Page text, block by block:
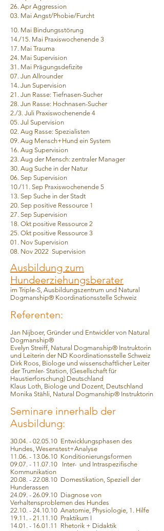
26. Apr Aggression
03. Mai Angst/Phobie/Furcht
10. Mai Bindungsstörung
14./15. Mai Praxiswochenende 3
17. Mai Trauma
24. Mai Supervision
31. Mai Prägungsdefizite
07. Jun Allrounder
14. Jun Supervision
21. Jun Rasse: Tiefnasen-Sucher
28. Jun Rasse: Hochnasen-Sucher
2./3. Juli Praxiswochenende 4
05. Jul Supervision
02. Aug Rasse: Spezialisten
09. Aug Mensch+Hund ein System
16. Aug Supervision
23. Aug der Mensch: zentraler Manager
30. Aug Suche in der Natur
06. Sep Supervision
10./11. Sep Praxiswochenende 5
13. Sep Suche in der Stadt
20. Sep positive Ressource 1
27. Sep Supervision
18. Okt positive Ressource 2
25. Okt positive Ressource 3
01. Nov Supervision
08. Nov 2022 Supervision
Ausbildung zum
Hundeerziehungsberater
im Triple-S, Ausbildungszentrum und Natural
Dogmanship® Koordinationsstelle Schweiz
Referenten:
Jan Nijboer, Gründer und Entwickler von Natural
Dogmanship®
Evelyn Streiff, Natural Dogmanship® Instruktorin
und Leiterin der ND Koordinationsstelle Schweiz
Dirk Roos, Biologe und wissenschaftlicher Leiter
der Trumler- Station, (Gesellschaft für
Haustierforschung) Deutschland
Klaus Loth, Biologe und Dozent, Deutschland
Monika Stähli, Natural Dogmanship® Instruktorin
Seminare innerhalb der
Ausbildung:
30.04. - 02.05.10 Entwicklungsphasen des
Hundes, Wesenstest+Analyse
11.06. - 13.06.10 Konditionierungsformen
09.07. - 11.07.10 Inter- und Intraspezifische
Kommunikation
20.08. - 22.08.10 Domestikation, Speziell der
Hunderassen
24.09. - 26.09.10 Diagnose von
Verhaltensproblemen des Hundes
22.10. - 24.10.10 Anatomie, Physiologie, 1. Hilfe
19.11. - 21.11.10 Praktikum I
14.01. - 16.01.11 Rhetorik + Didaktik